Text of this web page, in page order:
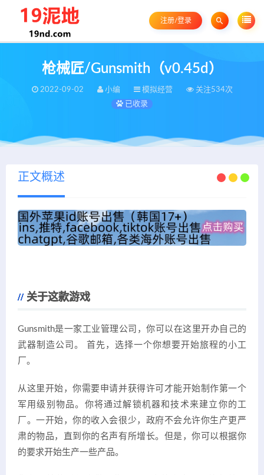
注册/登录
枪械匠/Gunsmith（v0.45d）
2022-09-02 小编 模拟经营
关注534次
已收录
正文概述
关于这款游戏
Gunsmith是一家工业管理公司，你可以在这里开办自己的
武器制造公司。 首先，选择一个你想要开始旅程的小工
厂。
从这里开始，你需要申请并获得许可才能开始制作第一个
军用级别物品。你将通过解锁机器和技术来建立你的工
厂。一开始，你的收入会很少，政府不会允许你生产更严
肃的物品，直到你的名声有所增长。但是，你可以根据你
的要求开始生产一些产品。